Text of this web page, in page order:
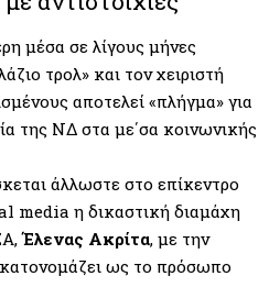
μέσα σε λίγους μήνες
τρολ» και τον χειριστή
αποτελεί «πλήγμα» για
της ΝΔ στα με΄σα κοινωνικής
άλλωστε στο επίκεντρο
media η δικαστική διαμάχη
Έλενας Ακρίτα, με την
ως το πρόσωπο